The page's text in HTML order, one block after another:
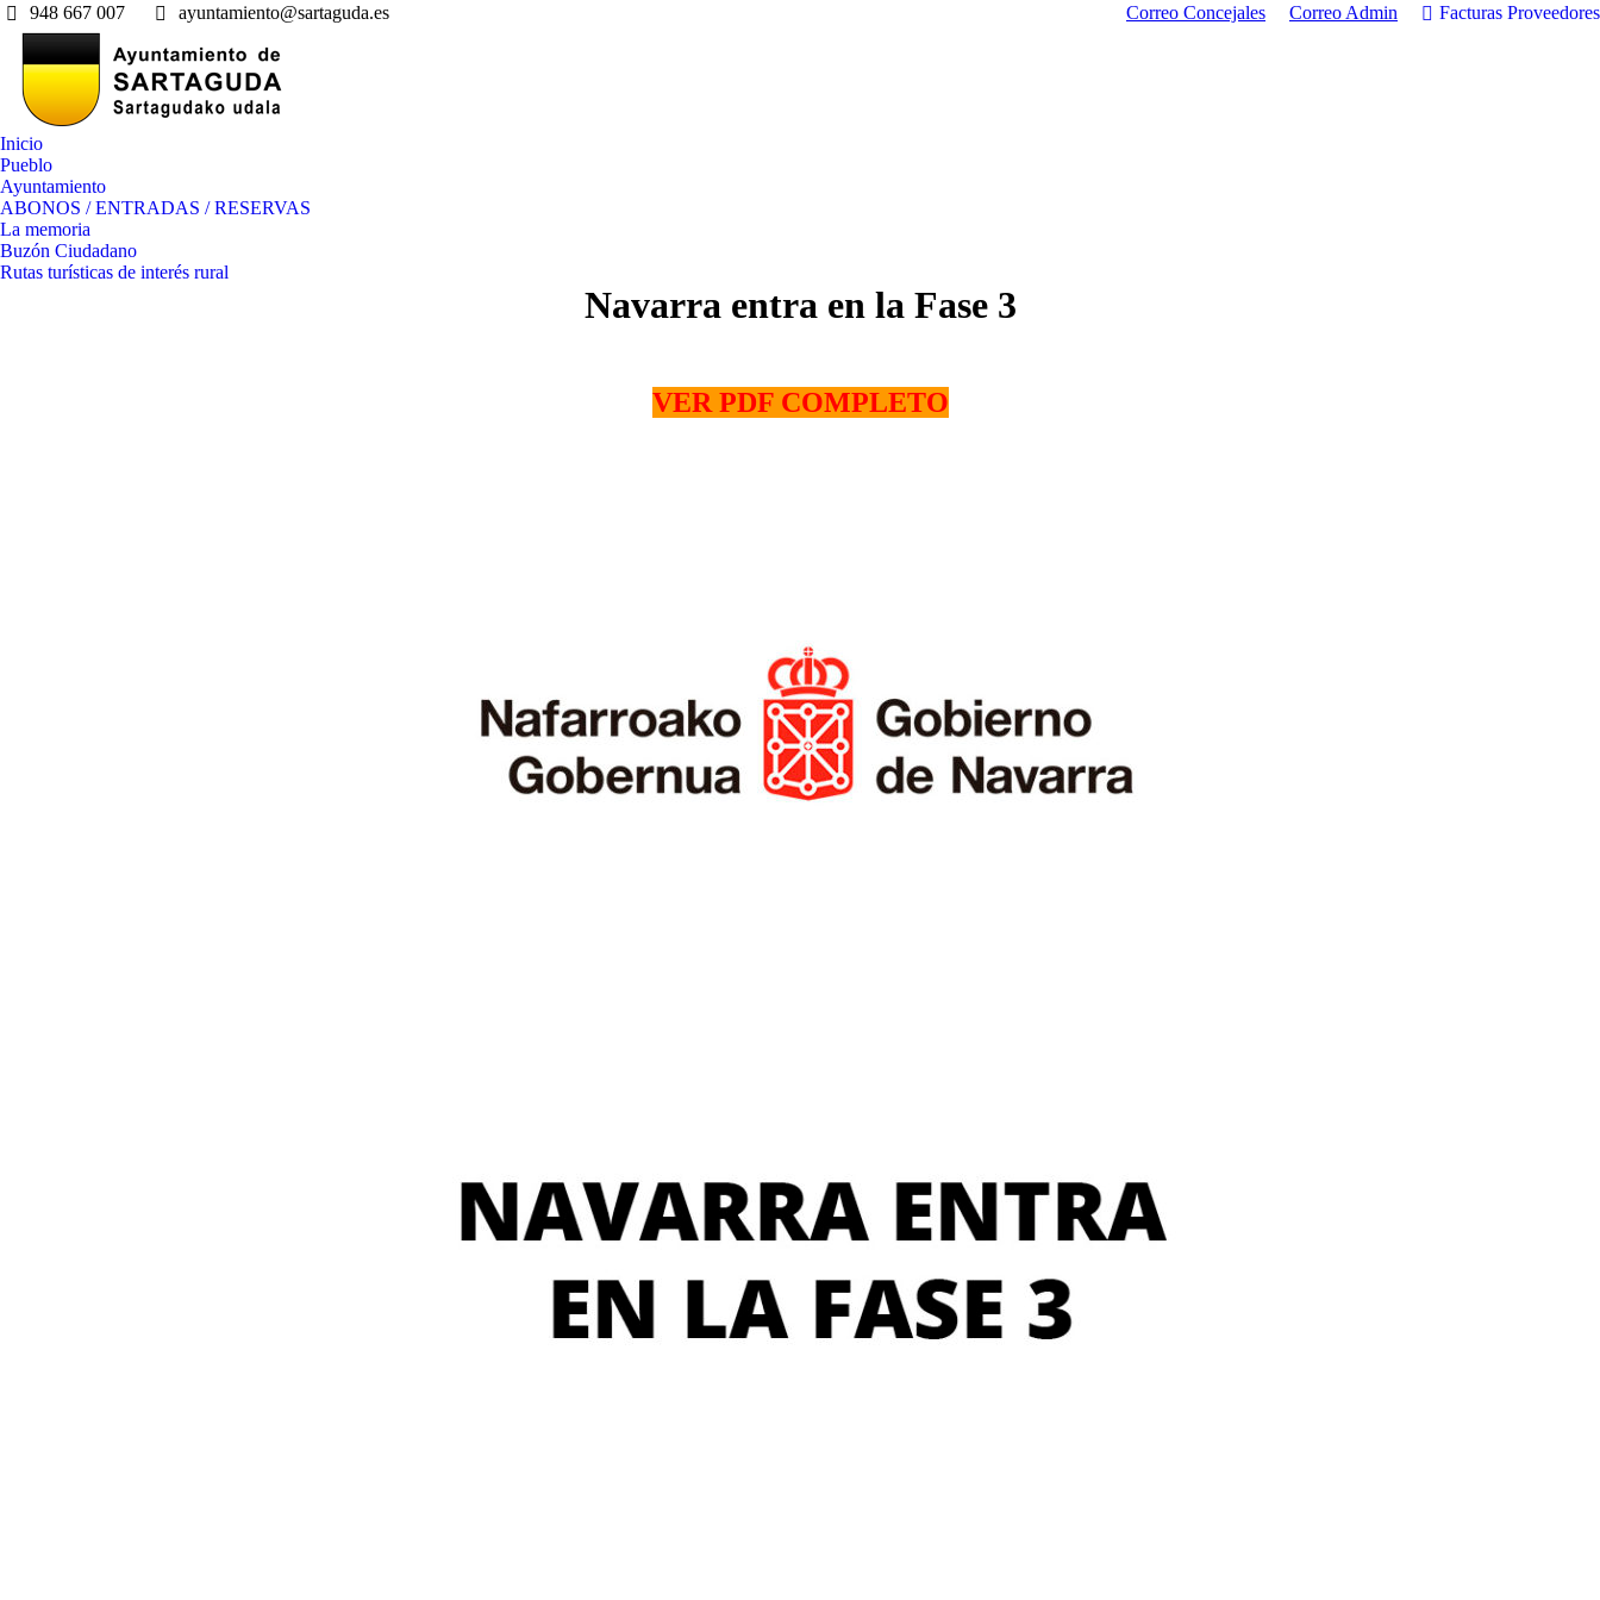
948 667 007 ayuntamiento@sartaguda.es Correo Concejales Correo Admin Facturas Proveedores
Inicio
Pueblo
Ayuntamiento
ABONOS / ENTRADAS / RESERVAS
La memoria
Buzón Ciudadano
Rutas turísticas de interés rural
Navarra entra en la Fase 3
VER PDF COMPLETO